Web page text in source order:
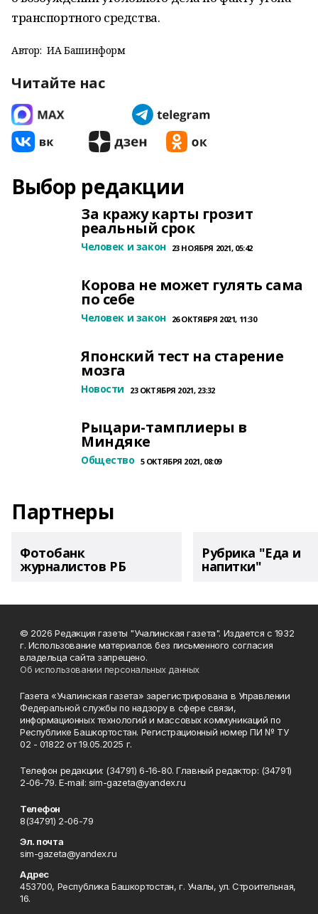
транспортного средства.
Автор: ИА Башинформ
Читайте нас
Выбор редакции
За кражу карты грозит
реальный срок
Человек и закон 23 НОЯБРЯ 2021, 05:42
Корова не может гулять сама
по себе
Человек и закон 26 ОКТЯБРЯ 2021, 11:30
Японский тест на старение
мозга
Новости 23 ОКТЯБРЯ 2021, 23:32
Рыцари-тамплиеры в
Миндяке
Общество 5 ОКТЯБРЯ 2021, 08:09
Партнеры
Фотобанк
журналистов РБ
Рубрика "Еда и
напитки"
© 2026 Редакция газеты "Учалинская газета". Издается с 1932
г. Использование материалов без письменного согласия
владельца сайта запрещено.
Об использовании персональных данных
Газета «Учалинская газета» зарегистрирована в Управлении
Федеральной службы по надзору в сфере связи,
информационных технологий и массовых коммуникаций по
Республике Башкортостан. Регистрационный номер ПИ № ТУ
02 - 01822 от 19.05.2025 г.
Телефон редакции: (34791) 6-16-80. Главный редактор: (34791)
2-06-79. Е-mаil: sim-gazeta@yandex.ru
Телефон
8(34791) 2-06-79
Эл. почта
sim-gazeta@yandex.ru
Адрес
453700, Республика Башкортостан, г. Учалы, ул. Строительная,
16.